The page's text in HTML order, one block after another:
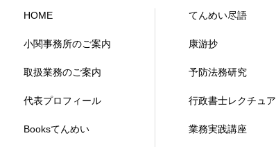
HOME
小関事務所のご案内
取扱業務のご案内
代表プロフィール
Booksてんめい
てんめい尽語
康游抄
予防法務研究
行政書士レクチュア
業務実践講座